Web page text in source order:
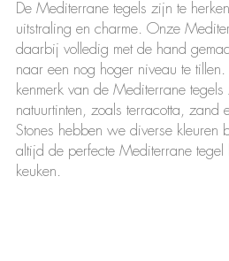
De Mediterrane tegels zijn te
uitstraling en charme. Onze
daarbij volledig met de hand
naar een nog hoger niveau te
kenmerk van de Mediterrane
natuurtinten, zoals terracotta, zand
Stones hebben we diverse kleuren
altijd de perfecte Mediterrane
keuken.